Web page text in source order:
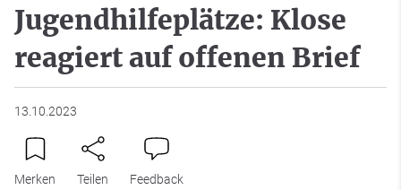
Jugendhilfeplätze: Klose
reagiert auf offenen Brief
13.10.2023
Merken Teilen Feedback